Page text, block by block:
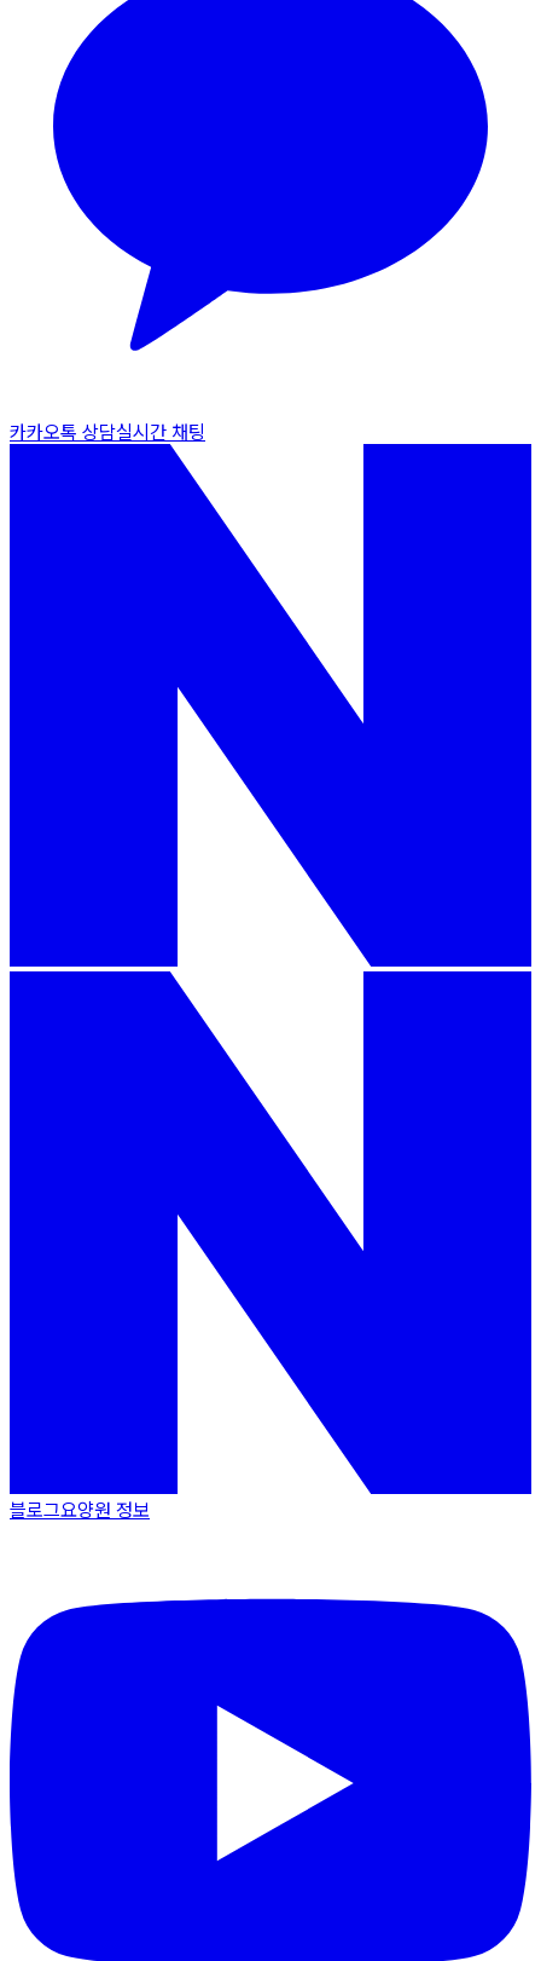
카카오톡 상담실시간 채팅
블로그요양원 정보